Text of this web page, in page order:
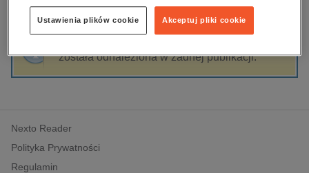
dzienniki
edukacja
hobby, sport, rozrywka
komputery, internet, technologie, informatyka
polityka, społeczno-informacyjne
psychologiczne
inne
Sortowanie Filtrowanie
została odnaleziona w żadnej publikacji.
Nexto Reader
Polityka Prywatności
Regulamin
Akceptuj pliki cookie
Ustawienia plików cookie